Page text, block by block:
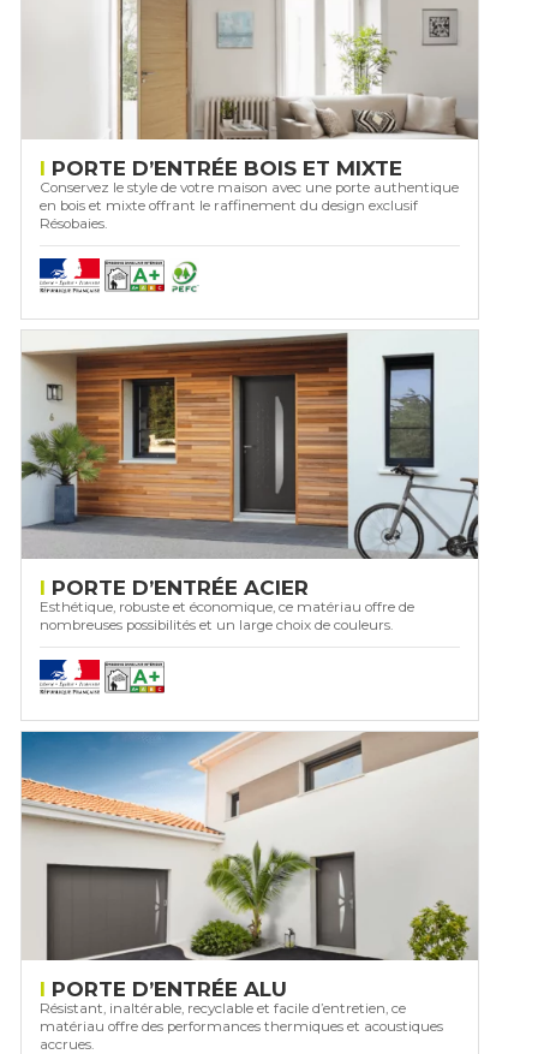
PORTE D’ENTRÉE BOIS ET MIXTE
Conservez le style de votre maison avec une porte authentique
en bois et mixte offrant le raffinement du design exclusif
Résobaies.
PORTE D’ENTRÉE ACIER
Esthétique, robuste et économique, ce matériau offre de
nombreuses possibilités et un large choix de couleurs.
PORTE D’ENTRÉE ALU
Résistant, inaltérable, recyclable et facile d’entretien, ce
matériau offre des performances thermiques et acoustiques
accrues.